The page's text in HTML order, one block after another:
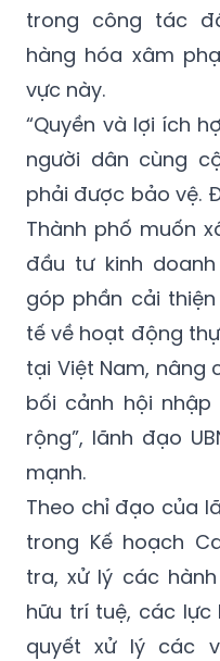
trong công tác
hàng hóa xâm
vực này.
“Quyền và lợi ích
người dân cùng
phải được bảo vệ.
Thành phố muốn
đầu tư kinh
góp phần cải
tế về hoạt động
tại Việt Nam, nâng
bối cảnh hội
rộng”, lãnh đạo
mạnh.
Theo chỉ đạo của
trong Kế hoạch
tra, xử lý các
hữu trí tuệ, các lực
quyết xử lý các